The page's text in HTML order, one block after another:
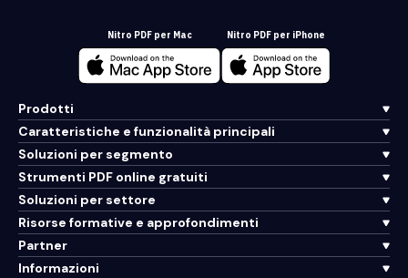
Nitro PDF per Mac Nitro PDF per iPhone
Prodotti
Caratteristiche e funzionalità principali
Soluzioni per segmento
Strumenti PDF online gratuiti
Soluzioni per settore
Risorse formative e approfondimenti
Partner
Informazioni